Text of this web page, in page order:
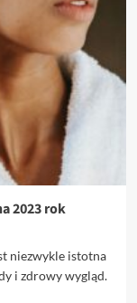
2023 rok
niezwykle istotna
i zdrowy wygląd.